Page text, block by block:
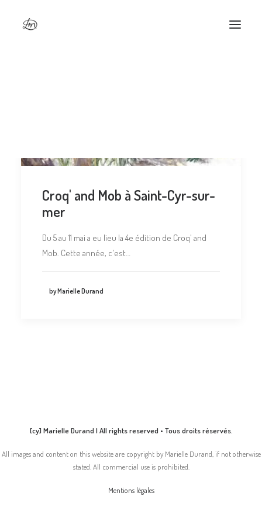
Croq' and Mob à Saint-Cyr-sur-
mer
Du 5 au 11 mai a eu lieu la 4e édition de Croq' and
Mob. Cette année, c'est…
by Marielle Durand
[cy] Marielle Durand | All rights reserved • Tous droits réservés.
All images and content on this website are copyright by Marielle Durand, if not otherwise
stated. All commercial use is prohibited.
Mentions légales